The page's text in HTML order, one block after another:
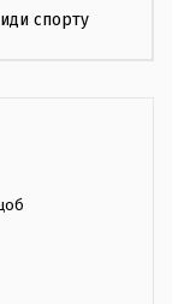
спорту